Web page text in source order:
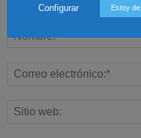
Configurar Estoy